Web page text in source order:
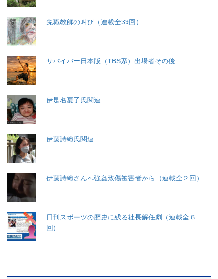
免職教師の叫び（連載全39回）
サバイバー日本版（TBS系）出場者その後
伊是名夏子氏関連
伊藤詩織氏関連
伊藤詩織さんへ強姦致傷被害者から（連載全２回）
日刊スポーツの歴史に残る社長解任劇（連載全６
回）